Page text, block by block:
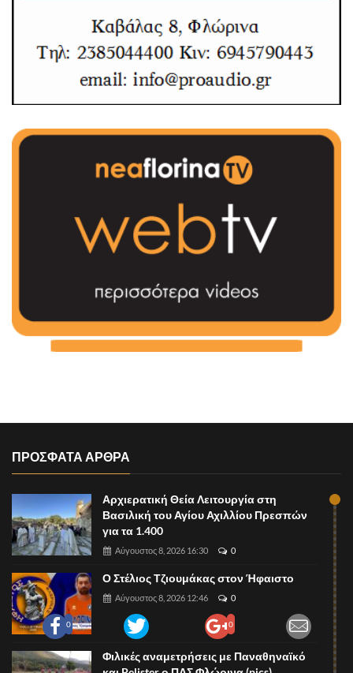
0 0
ΠΡΟΣΦΑΤΑ ΑΡΘΡΑ
Αρχιερατική Θεία Λειτουργία στη
Βασιλική του Αγίου Αχιλλίου Πρεσπών
για τα 1.400
Αύγουστος 8, 2026 16:30 0
Ο Στέλιος Τζιουμάκας στον Ήφαιστο
Αύγουστος 8, 2026 12:46 0
Φιλικές αναμετρήσεις με Παναθηναϊκό